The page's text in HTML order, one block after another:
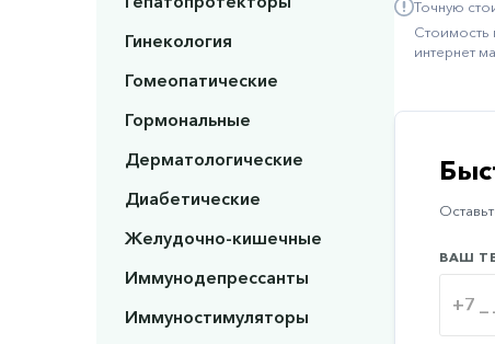
Гинекология
Гомеопатические
Гормональные
Дерматологические
Диабетические
Желудочно-кишечные
Иммунодепрессанты
Иммуностимуляторы
Точную
Стоимость
интернет
ВАШ